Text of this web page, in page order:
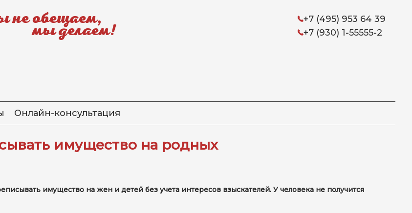
не обещаем,
мы делаем!
+7 (495) 953 64 39
+7 (930) 1-55555-2
Онлайн-консультация
имущество на родных
имущество на жен и детей без учета интересов взыскателей. У человека не получится